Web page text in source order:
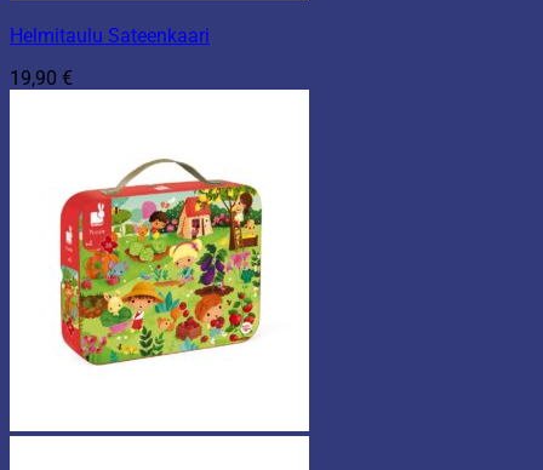
Helmitaulu Sateenkaari
19,90 €